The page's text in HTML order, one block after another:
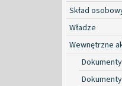
Skład
Władze
Wewnętrzne